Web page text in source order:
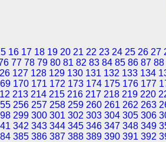
16 17 18 19 20 21 22 23 24 25 26 27
77 78 79 80 81 82 83 84 85 86 87 88
127 128 129 130 131 132 133 134
170 171 172 173 174 175 176 177
213 214 215 216 217 218 219 220
256 257 258 259 260 261 262 263
299 300 301 302 303 304 305 306
342 343 344 345 346 347 348 349
385 386 387 388 389 390 391 392